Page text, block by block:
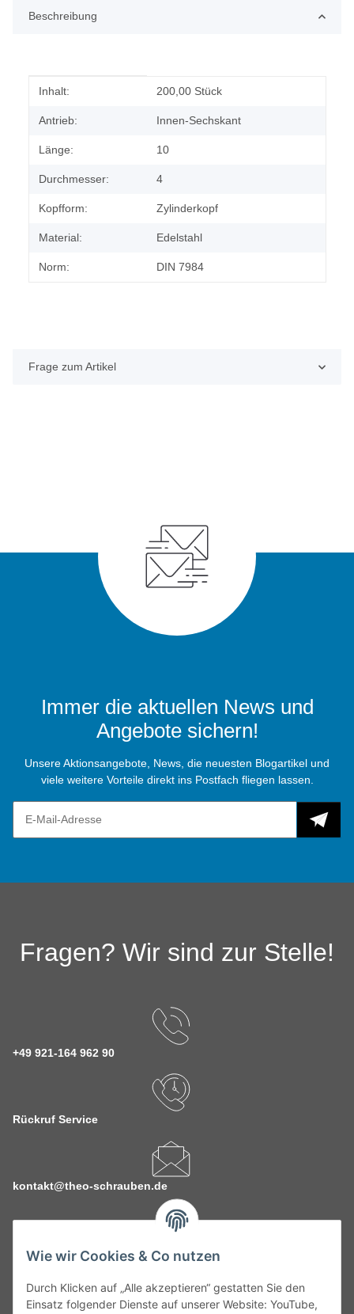
Wie wir Cookies & Co nutzen
Durch Klicken auf „Alle akzeptieren“ gestatten Sie den
Einsatz folgender Dienste auf unserer Website: YouTube,
Beschreibung
Produkteigenschaft
Wert
Inhalt: 200,00 Stück
Antrieb: Innen-Sechskant
Länge: 10
Durchmesser: 4
Kopfform: Zylinderkopf
Material: Edelstahl
Norm: DIN 7984
Frage zum Artikel
Immer die aktuellen News und
Angebote sichern!
Unsere Aktionsangebote, News, die neuesten Blogartikel und
viele weitere Vorteile direkt ins Postfach fliegen lassen.
Fragen? Wir sind zur Stelle!
+49 921-164 962 90
Rückruf Service
kontakt@theo-schrauben.de
Service